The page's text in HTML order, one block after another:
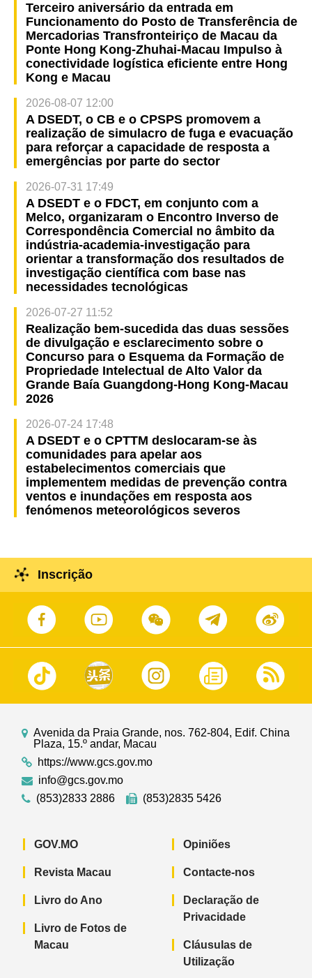
Terceiro aniversário da entrada em
Funcionamento do Posto de Transferência de
Mercadorias Transfronteiriço de Macau da
Ponte Hong Kong-Zhuhai-Macau Impulso à
conectividade logística eficiente entre Hong
Kong e Macau
2026-08-07 12:00
A DSEDT, o CB e o CPSPS promovem a
realização de simulacro de fuga e evacuação
para reforçar a capacidade de resposta a
emergências por parte do sector
2026-07-31 17:49
A DSEDT e o FDCT, em conjunto com a
Melco, organizaram o Encontro Inverso de
Correspondência Comercial no âmbito da
indústria-academia-investigação para
orientar a transformação dos resultados de
investigação científica com base nas
necessidades tecnológicas
2026-07-27 11:52
Realização bem-sucedida das duas sessões
de divulgação e esclarecimento sobre o
Concurso para o Esquema da Formação de
Propriedade Intelectual de Alto Valor da
Grande Baía Guangdong-Hong Kong-Macau
2026
2026-07-24 17:48
A DSEDT e o CPTTM deslocaram-se às
comunidades para apelar aos
estabelecimentos comerciais que
implementem medidas de prevenção contra
ventos e inundações em resposta aos
fenómenos meteorológicos severos
Inscrição
Avenida da Praia Grande, nos. 762-804, Edif. China
Plaza, 15.º andar, Macau
https://www.gcs.gov.mo
info@gcs.gov.mo
(853)2833 2886
(853)2835 5426
GOV.MO
Revista Macau
Livro do Ano
Livro de Fotos de
Macau
Opiniões
Contacte-nos
Declaração de
Privacidade
Cláusulas de
Utilização